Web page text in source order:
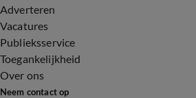
Adverteren
Vacatures
Publieksservice
Toegankelijkheid
Over ons
Neem contact op